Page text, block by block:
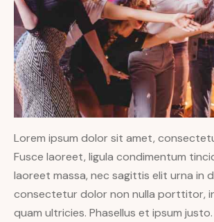
Lorem ipsum dolor sit amet,
Fusce laoreet, ligula condimentum
laoreet massa, nec sagittis elit urna in
consectetur dolor non nulla porttitor,
quam ultricies. Phasellus et ipsum